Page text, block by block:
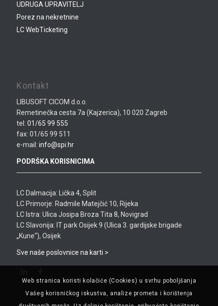
UDRUGA UPRAVITELJ
Porez na nekretnine
LC WebTicketing
Kontakt
LIBUSOFT CICOM d.o.o.
Remetinečka cesta 7a (Kajzerica), 10 020 Zagreb
tel: 01/65 99 555
fax: 01/65 99 511
e-mail: info@spi.hr
PODRŠKA KORISNICIMA
LC Dalmacija: Lička 4, Split
LC Primorje: Radmile Matejčić 10, Rijeka
LC Istra: Ulica Josipa Broza Tita 8, Novigrad
LC Slavonija: IT park Osijek 9 (Ulica 3. gardijske brigade
„Kune“), Osijek
Sve naše poslovnice na karti >
Web stranica koristi kolačiće (Cookies) u svrhu poboljšanja
Vašeg korisničkog iskustva, analize prometa i korištenja